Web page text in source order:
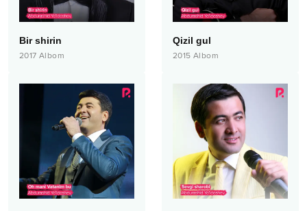
Bir shirin
2017 Albom
Qizil gul
2015 Albom